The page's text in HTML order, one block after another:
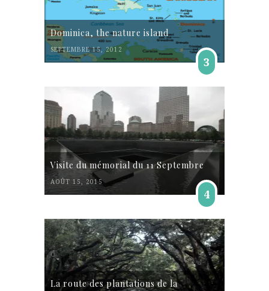
Dominica, the nature island
SEPTEMBRE 15, 2012
3
Visite du mémorial du 11 Septembre
AOÛT 15, 2015
4
La route des plantations de la